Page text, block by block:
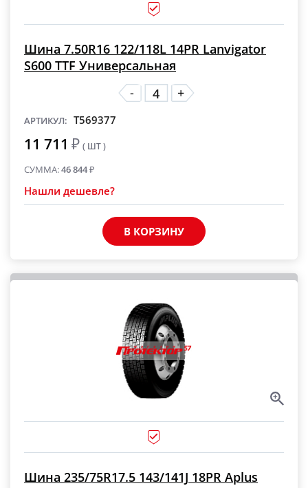
Шина 7.50R16 122/118L 14PR Lanvigator
S600 TTF Универсальная
-
+
АРТИКУЛ: T569377
11 711 ₽ ( ШТ )
СУММА:46 844₽
Нашли дешевле?
В КОРЗИНУ
Шина 235/75R17.5 143/141J 18PR Aplus